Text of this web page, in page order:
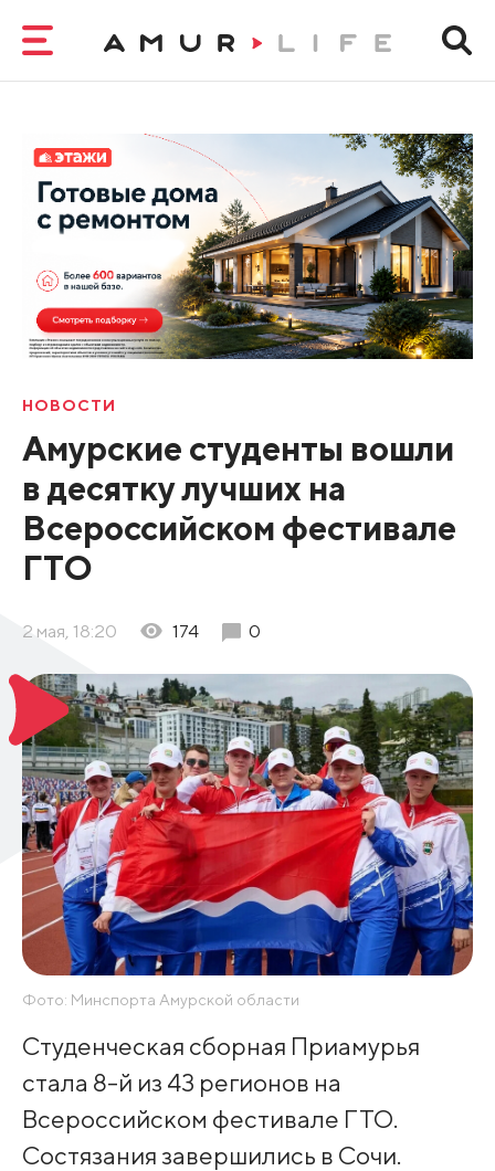
НОВОСТИ
Амурские студенты вошли
в десятку лучших на
Всероссийском фестивале
ГТО
2 мая, 18:20 174 0
Фото: Минспорта Амурской области
Студенческая сборная Приамурья
стала 8-й из 43 регионов на
Всероссийском фестивале ГТО.
Состязания завершились в Сочи.